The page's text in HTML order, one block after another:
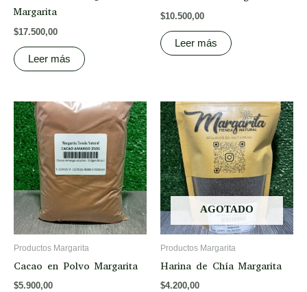
Margarita
$17.500,00
Leer más
$10.500,00
Leer más
Productos Margarita
Cacao en Polvo Margarita
$5.900,00
AGOTADO
Productos Margarita
Harina de Chía Margarita
$4.200,00